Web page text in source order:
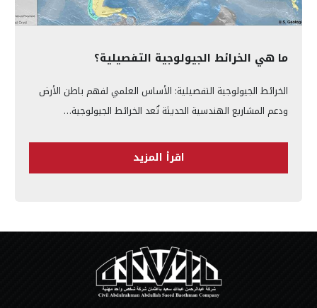
ما هي الخرائط الجيولوجية التفصيلية؟
الخرائط الجيولوجية التفصيلية: الأساس العلمي لفهم باطن الأرض
ودعم المشاريع الهندسية الحديثة تُعد الخرائط الجيولوجية…
اقرأ المزيد